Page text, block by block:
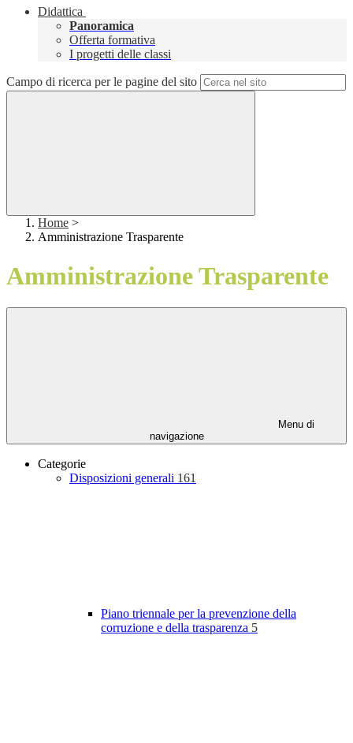
Didattica
Panoramica
Offerta formativa
I progetti delle classi
Campo di ricerca per le pagine del sito
Home >
Amministrazione Trasparente
Amministrazione Trasparente
Menu di
navigazione
Categorie
Disposizioni generali 161
Piano triennale per la prevenzione della
corruzione e della trasparenza 5